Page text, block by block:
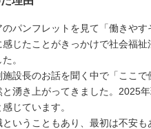
パンフレットを見て「働きやす
じたことがきっかけで社会福祉
。
設長のお話を聞く中で「ここで
と湧き上がってきました。2025
じています。
いうこともあり、最初は不安も